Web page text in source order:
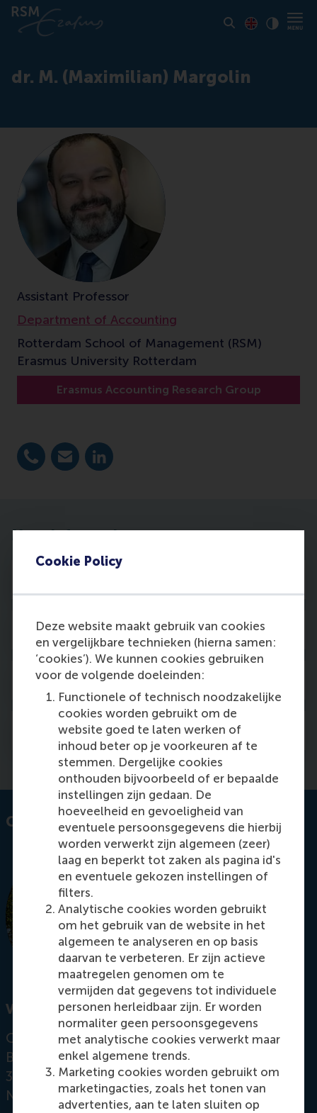
Cookie Policy
Deze website maakt gebruik van cookies
en vergelijkbare technieken (hierna samen:
‘cookies’). We kunnen cookies gebruiken
voor de volgende doeleinden:
Functionele of technisch noodzakelijke
cookies worden gebruikt om de
website goed te laten werken of
inhoud beter op je voorkeuren af te
stemmen. Dergelijke cookies
onthouden bijvoorbeeld of er bepaalde
instellingen zijn gedaan. De
hoeveelheid en gevoeligheid van
eventuele persoonsgegevens die hierbij
worden verwerkt zijn algemeen (zeer)
laag en beperkt tot zaken als pagina id's
en eventuele gekozen instellingen of
filters.
Analytische cookies worden gebruikt
om het gebruik van de website in het
algemeen te analyseren en op basis
daarvan te verbeteren. Er zijn actieve
maatregelen genomen om te
vermijden dat gegevens tot individuele
personen herleidbaar zijn. Er worden
normaliter geen persoonsgegevens
met analytische cookies verwerkt maar
enkel algemene trends.
Marketing cookies worden gebruikt om
marketingacties, zoals het tonen van
advertenties, aan te laten sluiten op
dr. M. (Maximilian) Margolin
Assistant Professor
Department of Accounting
Rotterdam School of Management (RSM)
Erasmus University Rotterdam
Erasmus Accounting Research Group
Bel +31 10 4082792
E-mail margolin@rsm.nl
LinkedIn
More information
Publications
Activities
Courses
Contact information
Visiting address
Office: T08-01
Burgemeester Oudlaan 50
3062 PA Rotterdam
Netherlands